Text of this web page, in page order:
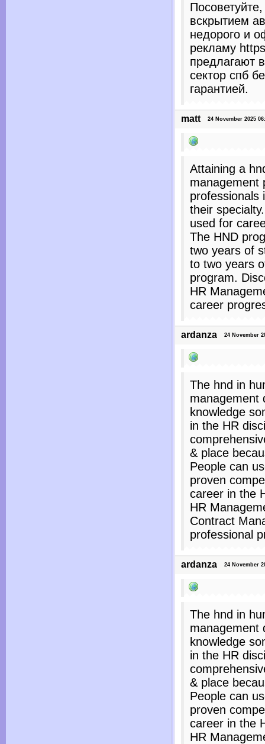
вскрытием
недорого и
рекламу
предлагают
сектор спб
гарантией.
matt 24 November 2025
Attaining a
management
professionals
their
used for
The HND
two years of
to two years
program.
HR
career
ardanza 24 November
The hnd in
management
knowledge
in the HR
& place
People can
proven
career in the
HR
Contract
professional
ardanza 24 November
The hnd in
management
knowledge
in the HR
& place
People can
proven
career in the
HR